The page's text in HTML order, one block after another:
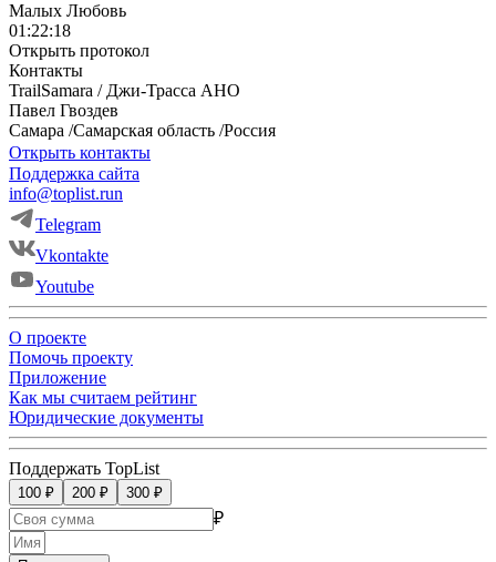
Малых Любовь
01:22:18
Открыть протокол
Контакты
TrailSamara / Джи-Трасса АНО
Павел Гвоздев
Самара /Самарская область /Россия
Открыть контакты
Поддержка сайта
info@toplist.run
Telegram
Vkontakte
Youtube
О проекте
Помочь проекту
Приложение
Как мы считаем рейтинг
Юридические документы
Поддержать TopList
100 ₽ 200 ₽ 300 ₽
₽